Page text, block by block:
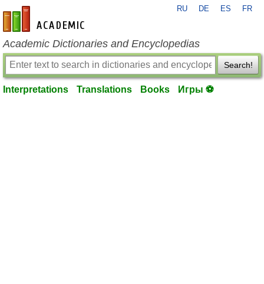
en-academic.com
RU DE ES FR
Academic Dictionaries and Encyclopedias
Search!
Interpretations Translations Books Игры ⚽